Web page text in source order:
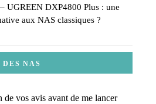
UGREEN DXP4800 Plus : une
aux NAS classiques ?
NAS
vos avis avant de me lancer